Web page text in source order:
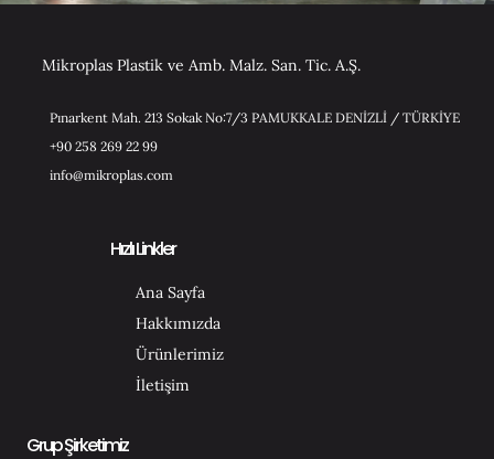
Mikroplas Plastik ve Amb. Malz. San. Tic. A.Ş.
Pınarkent Mah. 213 Sokak No:7/3 PAMUKKALE DENİZLİ / TÜRKİYE
+90 258 269 22 99
info@mikroplas.com
Hızlı Linkler
Ana Sayfa
Hakkımızda
Ürünlerimiz
İletişim
Grup Şirketimiz